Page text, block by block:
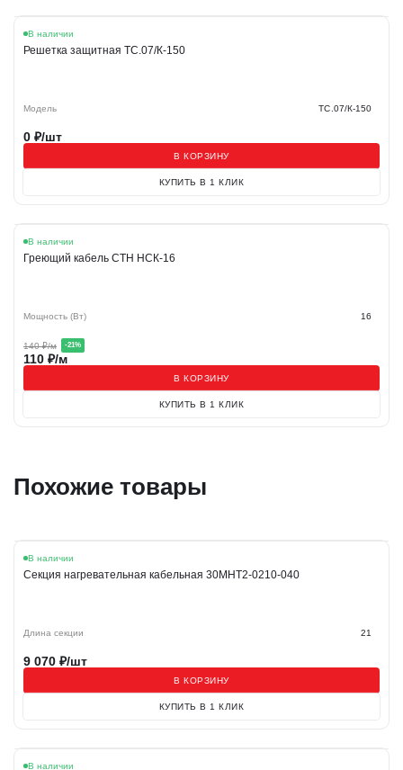
В наличии
Решетка защитная ТС.07/К-150
Модель ТС.07/К-150
0 ₽/шт
В КОРЗИНУ
КУПИТЬ В 1 КЛИК
Акция
В наличии
Греющий кабель СТН НСК-16
Мощность (Вт) 16
140₽/м -21%
110 ₽/м
В КОРЗИНУ
КУПИТЬ В 1 КЛИК
Похожие товары
В наличии
Секция нагревательная кабельная 30МНТ2-0210-040
Длина секции 21
9 070 ₽/шт
В КОРЗИНУ
КУПИТЬ В 1 КЛИК
Акция
В наличии